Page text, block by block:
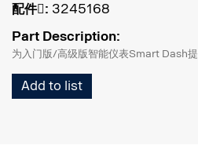
配件􀌸: 3245168
Part Description:
为入门版/高级版智能仪表Smart Dash
Add to list